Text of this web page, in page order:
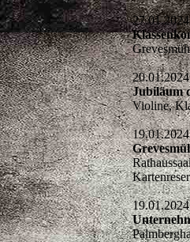
20.01.2024
Jubiläum
Violine,